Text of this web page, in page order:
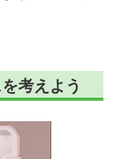
考えよう